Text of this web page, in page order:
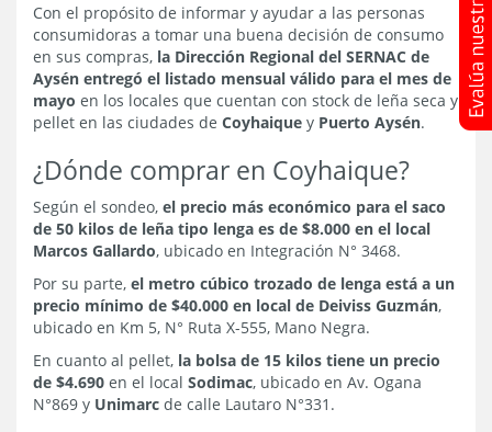
Con el propósito de informar y ayudar a las personas
consumidoras a tomar una buena decisión de consumo
en sus compras, la Dirección Regional del SERNAC de
Aysén entregó el listado mensual válido para el mes de
mayo en los locales que cuentan con stock de leña seca y
pellet en las ciudades de Coyhaique y Puerto Aysén.
¿Dónde comprar en Coyhaique?
Según el sondeo, el precio más económico para el saco
de 50 kilos de leña tipo lenga es de $8.000 en el local
Marcos Gallardo, ubicado en Integración N° 3468.
Por su parte, el metro cúbico trozado de lenga está a un
precio mínimo de $40.000 en local de Deiviss Guzmán,
ubicado en Km 5, N° Ruta X-555, Mano Negra.
En cuanto al pellet, la bolsa de 15 kilos tiene un precio
de $4.690 en el local Sodimac, ubicado en Av. Ogana
N°869 y Unimarc de calle Lautaro N°331.